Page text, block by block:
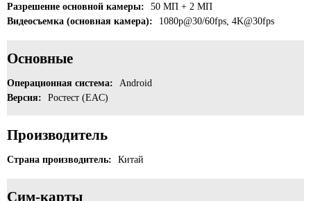
Разрешение основной камеры:
50 МП + 2 МП
Видеосъемка (основная камера):
1080p@30/60fps, 4K@30fps
Основные
Операционная система:
Android
Версия:
Ростест (EAC)
Производитель
Страна производитель: Китай
Сим-карты